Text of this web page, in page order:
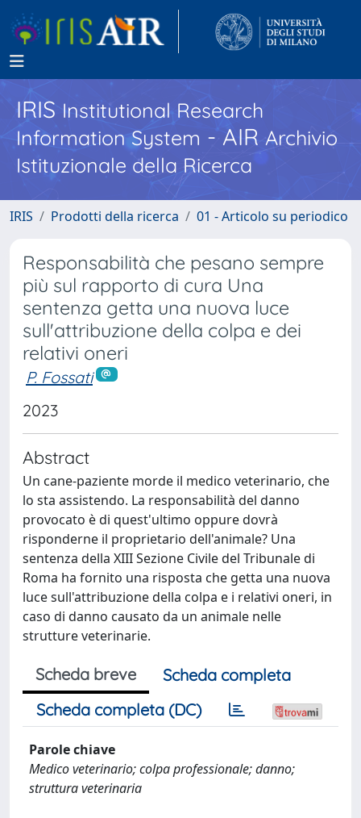
IRISInstitutional Research
Information System - AIR Archivio
Istituzionale della Ricerca
IRIS Prodotti della ricerca 01 - Articolo su periodico
Responsabilità che pesano sempre
più sul rapporto di cura Una
sentenza getta una nuova luce
sull'attribuzione della colpa e dei
relativi oneri
P. Fossati
2023
Abstract
Un cane-paziente morde il medico veterinario, che
lo sta assistendo. La responsabilità del danno
provocato è di quest'ultimo oppure dovrà
risponderne il proprietario dell'animale? Una
sentenza della XIII Sezione Civile del Tribunale di
Roma ha fornito una risposta che getta una nuova
luce sull'attribuzione della colpa e i relativi oneri, in
caso di danno causato da un animale nelle
strutture veterinarie.
Scheda breve
Scheda completa
Scheda completa (DC)
Parole chiave
Medico veterinario; colpa professionale; danno;
struttura veterinaria